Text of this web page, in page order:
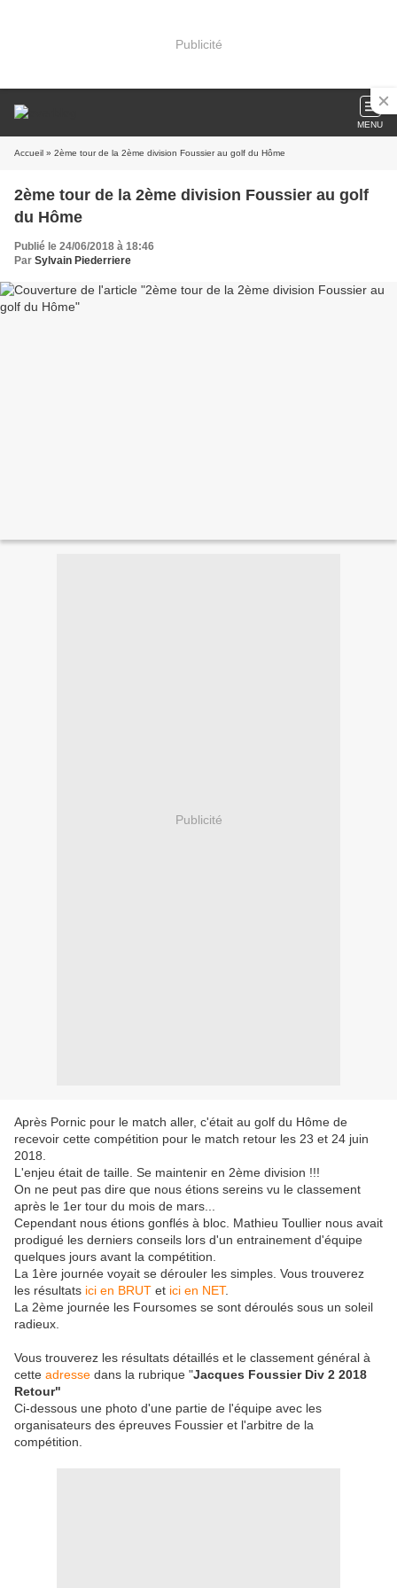
Publicité
MENU
Accueil » 2ème tour de la 2ème division Foussier au golf du Hôme
2ème tour de la 2ème division Foussier au golf
du Hôme
Publié le 24/06/2018 à 18:46
Par Sylvain Piederriere
Publicité
Après Pornic pour le match aller, c'était au golf du Hôme de
recevoir cette compétition pour le match retour les 23 et 24 juin
2018.
L'enjeu était de taille. Se maintenir en 2ème division !!!
On ne peut pas dire que nous étions sereins vu le classement
après le 1er tour du mois de mars...
Cependant nous étions gonflés à bloc. Mathieu Toullier nous avait
prodigué les derniers conseils lors d'un entrainement d'équipe
quelques jours avant la compétition.
La 1ère journée voyait se dérouler les simples. Vous trouverez
les résultats ici en BRUT et ici en NET.
La 2ème journée les Foursomes se sont déroulés sous un soleil
radieux.
Vous trouverez les résultats détaillés et le classement général à
cette adresse dans la rubrique "Jacques Foussier Div 2 2018
Retour"
Ci-dessous une photo d'une partie de l'équipe avec les
organisateurs des épreuves Foussier et l'arbitre de la
compétition.